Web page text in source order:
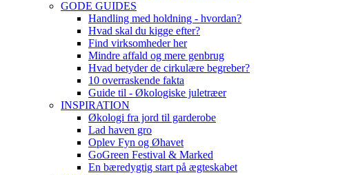
GODE GUIDES
Handling med holdning - hvordan?
Hvad skal du kigge efter?
Find virksomheder her
Mindre affald og mere genbrug
Hvad betyder de cirkulære begreber?
10 overraskende fakta
Guide til - Økologiske juletræer
INSPIRATION
Økologi fra jord til garderobe
Lad haven gro
Oplev Fyn og Øhavet
GoGreen Festival & Marked
En bæredygtig start på ægteskabet